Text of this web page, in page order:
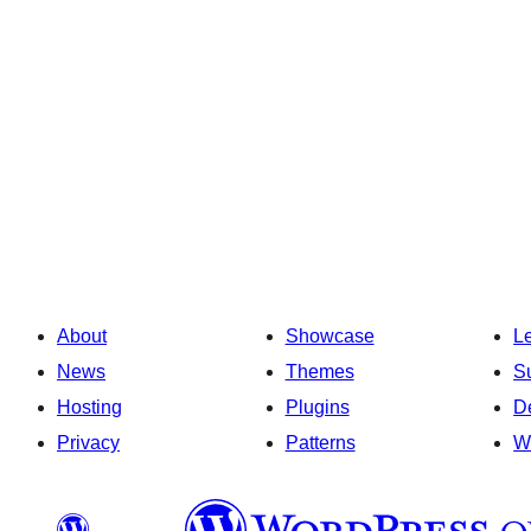
About
News
Hosting
Privacy
Showcase
Themes
Plugins
Patterns